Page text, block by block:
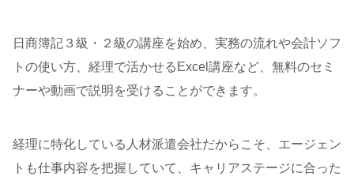
日商簿記３級・２級の講座を始め、実務の流れや会計ソフ
トの使い方、経理で活かせるExcel講座など、無料のセミ
ナーや動画で説明を受けることができます。
経理に特化している人材派遣会社だからこそ、エージェン
トも仕事内容を把握していて、キャリアステージに合った